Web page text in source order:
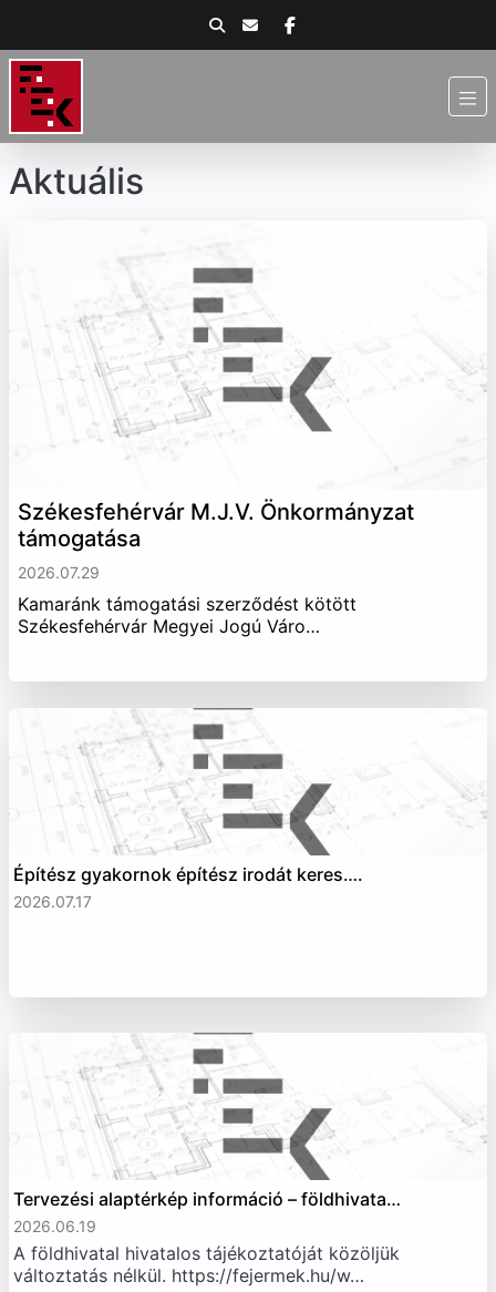
Aktuális
Székesfehérvár M.J.V. Önkormányzat
támogatása
2026.07.29
Kamaránk támogatási szerződést kötött
Székesfehérvár Megyei Jogú Váro…
Építész gyakornok építész irodát keres….
2026.07.17
Tervezési alaptérkép információ – földhivata…
2026.06.19
A földhivatal hivatalos tájékoztatóját közöljük
változtatás nélkül. https://fejermek.hu/w…